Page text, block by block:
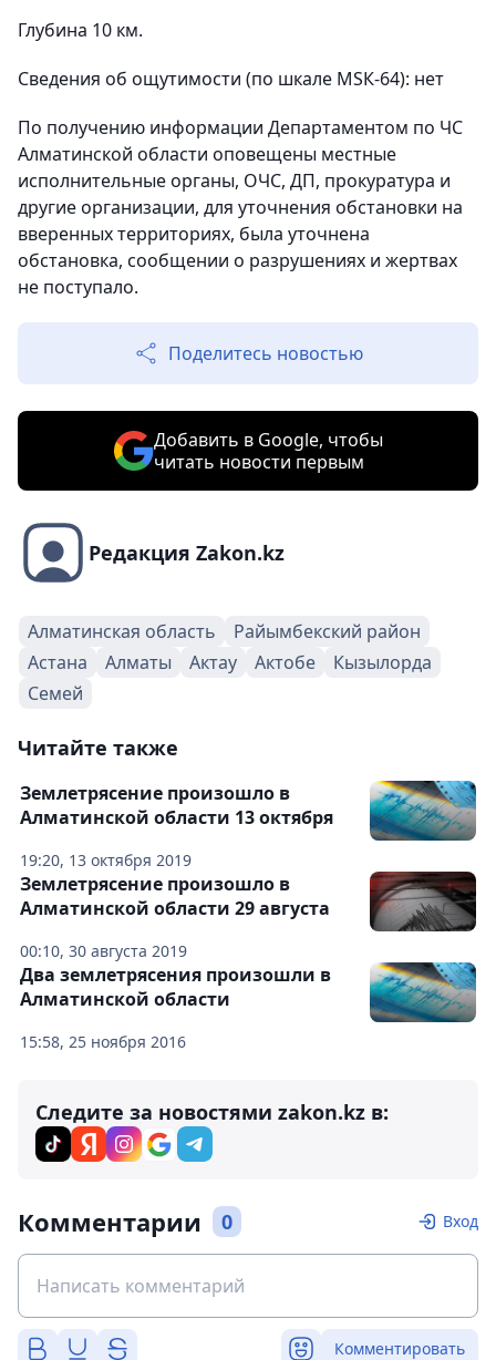
Глубина 10 км.
Сведения об ощутимости (по шкале МSК-64): нет
По получению информации Департаментом по ЧС
Алматинской области оповещены местные
исполнительные органы, ОЧС, ДП, прокуратура и
другие организации, для уточнения обстановки на
вверенных территориях, была уточнена
обстановка, сообщении о разрушениях и жертвах
не поступало.
Поделитесь новостью
Добавить в Google, чтобы
читать новости первым
Редакция Zakon.kz
Алматинская область
Райымбекский район
Астана
Алматы Актау Актобе
Кызылорда
Семей
Читайте также
19:20, 13 октября 2019
Землетрясение произошло в
Алматинской области 13 октября
00:10, 30 августа 2019
Землетрясение произошло в
Алматинской области 29 августа
15:58, 25 ноября 2016
Два землетрясения произошли в
Алматинской области
Следите за новостями zakon.kz в:
Комментарии 0 Вход
Комментировать